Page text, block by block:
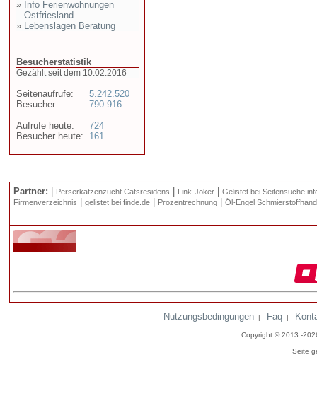
» Info Ferienwohnungen
Ostfriesland
» Lebenslagen Beratung
Besucherstatistik
Gezählt seit dem 10.02.2016
Seitenaufrufe:
Besucher:
Aufrufe heute:
Besucher heute:
5.242.520
790.916
724
161
Partner: Perserkatzenzucht Catsresidens Link-Joker
Gelistet bei
Firmenverzeichnis
gelistet bei finde.de Prozentrechnung Öl-Engel
Nutzungsbedingungen | Faq |
Copyright © 2013 -
Seite